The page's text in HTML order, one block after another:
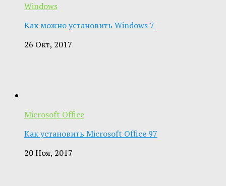
Windows
Как можно установить Windows 7
26 Окт, 2017
Microsoft Office
Как установить Microsoft Office 97
20 Ноя, 2017